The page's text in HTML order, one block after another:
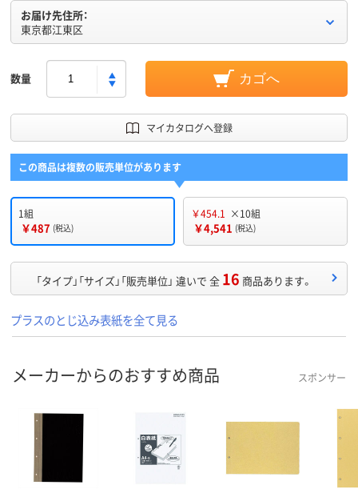
お届け先住所：
東京都江東区
数量 カゴへ
マイカタログへ登録
この商品は複数の販売単位があります
1組
￥487 (税込)
￥454.1 ×10組
￥4,541 (税込)
「タイプ」「サイズ」「販売単位」 違いで 全 16 商品あります。
プラスのとじ込み表紙を全て見る
メーカーからのおすすめ商品 スポンサー